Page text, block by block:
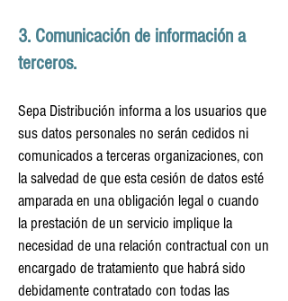
3. Comunicación de información a
terceros.
Sepa Distribución informa a los usuarios que
sus datos personales no serán cedidos ni
comunicados a terceras organizaciones, con
la salvedad de que esta cesión de datos esté
amparada en una obligación legal o cuando
la prestación de un servicio implique la
necesidad de una relación contractual con un
encargado de tratamiento que habrá sido
debidamente contratado con todas las